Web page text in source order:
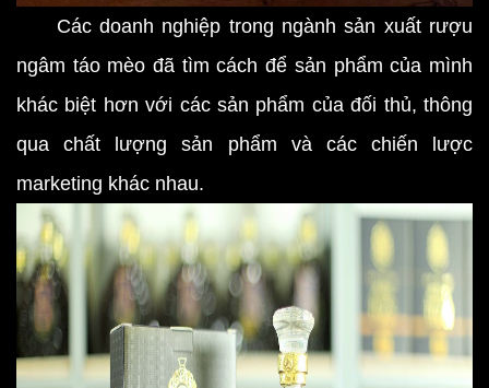
Các doanh nghiệp trong ngành sản xuất rượu
ngâm táo mèo đã tìm cách để sản phẩm của mình
khác biệt hơn với các sản phẩm của đối thủ, thông
qua chất lượng sản phẩm và các chiến lược
marketing khác nhau.